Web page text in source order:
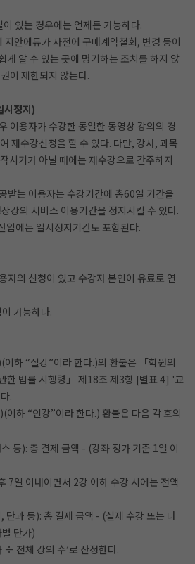
있는 경우에는 언제든 가능하다.
안에듀가 사전에 구매계약철회, 변경 등이
게 알 수 있는 곳에 명기하는 조치를 하지 않
이 제한되지 않는다.
시정지)
이용자가 수강한 동일한 동영상 강의의 경
재수강신청을 할 수 있다. 다만, 강사, 과목
시기가 아닐 때에는 재수강으로 간주하지
받는 이용자는 수강기간에 총60일 기간을
강의 서비스 이용기간을 정지시킬 수 있다.
입에는 일시정지기간도 포함된다.
의 신청이 있고 수강자 본인이 유료로 연
가능하다.
하 “실강”이라 한다.)의 환불은 「학원의
한 법률 시행령」 제18조 제3항 [별표 4] '교
.
하 “인강”이라 한다.) 환불은 다음 각 호의
등): 총 결제 금액 - (강좌 정가 기준 1일 이
7일 이내이면서 2강 이하 수강 시에는 전액
단과 등): 총 결제 금액 - (실제 수강 또는 다
단가)
÷ 전체 강의 수’로 산정한다.